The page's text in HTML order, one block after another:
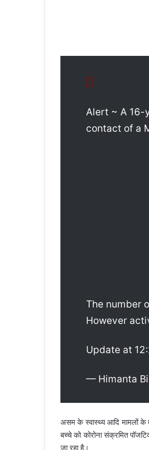
Alert ~ A 16-
contact of a
The number
However
Update at
— Himanta
असम के स्वास्थ्य आदि मामलों के
बच्चे को कोरोना संक्रमित
जा रहा है।